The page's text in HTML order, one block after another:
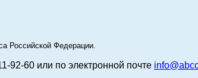
Российской Федерации.
92-60 или по электронной почте